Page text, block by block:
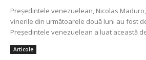
Preşedintele venezuelean, Nicolas
vinerile din următoarele două luni au fost
Președintele venezuelean a luat această
Articole